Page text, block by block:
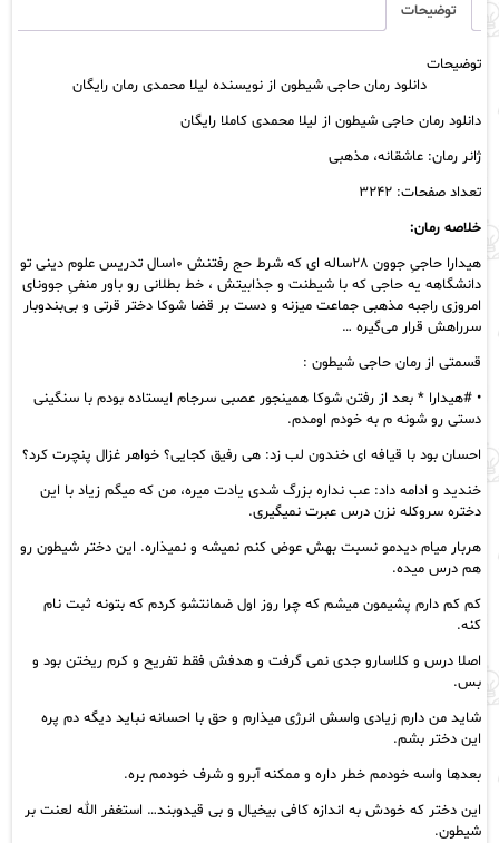
نویسنده
محمدی
رایگان
عدد
توضیحات
توضیحات
دانلود رمان حاجی شیطون از نویسنده لیلا محمدی رمان رایگان
دانلود رمان حاجی شیطون از لیلا محمدی کاملا رایگان
ژانر رمان: عاشقانه، مذهبی
تعداد صفحات: ۳۲۴۲
خلاصه رمان:
هیدارا حاجیِ جوون ۲۸ساله ای که شرط حج رفتنش ۱۰سال تدریس علوم دینی تو
دانشگاهه یه حاجی که با شیطنت و جذابیتش ، خط بطلانی رو باور منفیِ جوونای
امروزی راجبه مذهبی جماعت میزنه و دست بر قضا شوکا دختر قرتی و بی‌بندوبار
سرراهش قرار می‌گیره …
قسمتی از رمان حاجی شیطون :
• #هيدارا * بعد از رفتن شوکا همینجور عصبی سرجام ایستاده بودم با سنگینی
دستی رو شونه م به خودم اومدم.
احسان بود با قیافه ای خندون لب زد: هی رفیق کجایی؟ خواهر غزال پنچرت کرد؟
خندید و ادامه داد: عب نداره بزرگ شدی یادت میره، من که میگم زیاد با این
دختره سروکله نزن درس عبرت نمیگیری.
هربار میام دیدمو نسبت بهش عوض کنم نمیشه و نمیذاره. این دختر شیطون رو
هم درس میده.
کم کم دارم پشیمون میشم که چرا روز اول ضمانتشو کردم که بتونه ثبت نام
کنه.
اصلا درس و کلاسارو جدی نمی گرفت و هدفش فقط تفریح و کرم ریختن بود و
بس.
شاید من دارم زیادی واسش انرژی میذارم و حق با احسانه نباید دیگه دم پره
این دختر بشم.
بعدها واسه خودمم خطر داره و ممکنه آبرو و شرف خودمم بره.
این دختر که خودش به اندازه کافی بیخیال و بی قیدوبند… استغفر الله لعنت بر
شيطون.